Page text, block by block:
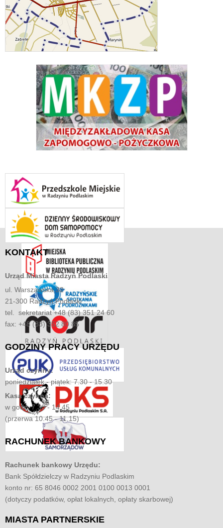
KONTAKT
Urząd MiastaRadzyń Podlaski
ul. Warszawska 32
21-300 Radzyń Podlaski
tel. sekretariat +48 (83) 351 24 60
fax: +48 (83) 352 80 85
GODZINYPRACY URZĘDU
Urząd czynny:
poniedziałek - piątek: 7.30 - 15.30
Kasa czynna:
w godz. 7.30 - 14.45
(przerwa 10.45 - 11.15)
RACHUNEKBANKOWY
Rachunek bankowy Urzędu:
Bank Spółdzielczy w Radzyniu Podlaskim
konto nr: 65 8046 0002 2001 0100 0013 0001
(dotyczy podatków, opłat lokalnych, opłaty skarbowej)
MIASTAPARTNERSKIE